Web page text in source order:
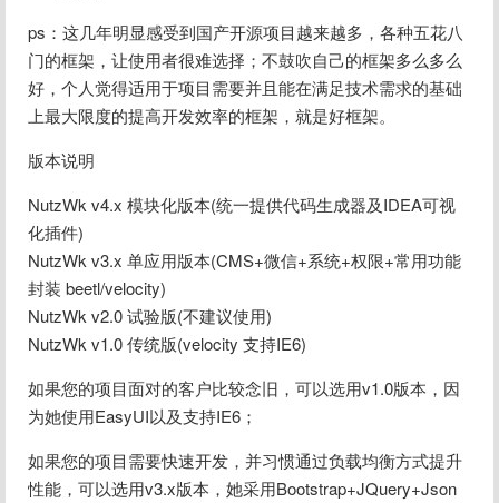
ps：这几年明显感受到国产开源项目越来越多，各种五花八
门的框架，让使用者很难选择；不鼓吹自己的框架多么多么
好，个人觉得适用于项目需要并且能在满足技术需求的基础
上最大限度的提高开发效率的框架，就是好框架。
版本说明
NutzWk v4.x 模块化版本(统一提供代码生成器及IDEA可视
化插件)
NutzWk v3.x 单应用版本(CMS+微信+系统+权限+常用功能
封装 beetl/velocity)
NutzWk v2.0 试验版(不建议使用)
NutzWk v1.0 传统版(velocity 支持IE6)
如果您的项目面对的客户比较念旧，可以选用v1.0版本，因
为她使用EasyUI以及支持IE6；
如果您的项目需要快速开发，并习惯通过负载均衡方式提升
性能，可以选用v3.x版本，她采用Bootstrap+JQuery+Json